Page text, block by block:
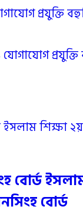
প্রযুক্তি
বোর্ড